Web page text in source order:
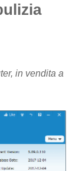
in vendita a